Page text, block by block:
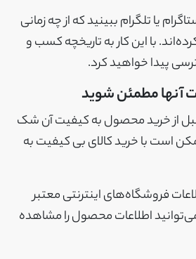
یا تلگرام ببینید که از چه زمانی
با این کار به تاریخچه کسب و
پیدا خواهید کرد.
آنها مطمئن شوید
از خرید محصول به کیفیت آن شک
است با خرید کالای بی کیفیت به
فروشگاه‌های اینترنتی معتبر
می‌توانید اطلاعات محصول را مشاهده